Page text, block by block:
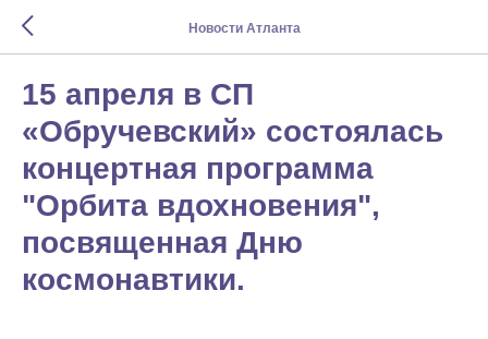
Новости Атланта
15 апреля в СП
«Обручевский» состоялась
концертная программа
"Орбита вдохновения",
посвященная Дню
космонавтики.